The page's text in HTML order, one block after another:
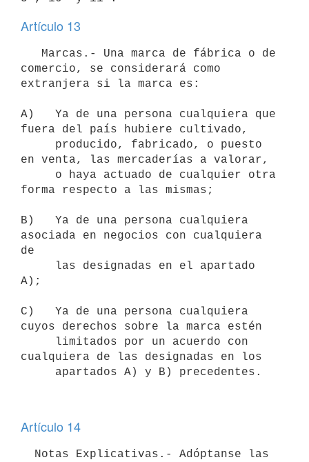
Artículo 13
comercio, se considerará como
extranjera si la marca es:
A)   Ya de una persona cualquiera que
fuera del país hubiere cultivado,
en venta, las mercaderías a valorar,
forma respecto a las mismas;
B)   Ya de una persona cualquiera
asociada en negocios con cualquiera
de
A);
C)   Ya de una persona cualquiera
cuyos derechos sobre la marca estén
cualquiera de las designadas en los
Artículo 14